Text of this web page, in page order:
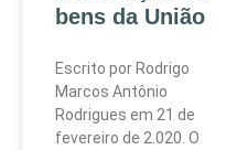
bens da União
Escrito por Rodrigo
Marcos Antônio
Rodrigues em 21 de
fevereiro de 2.020. O